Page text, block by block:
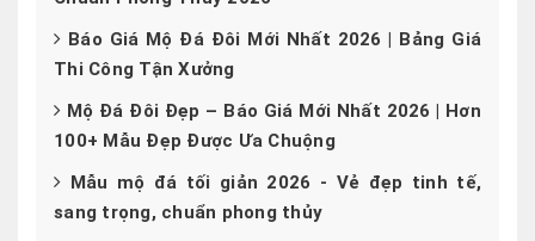
Báo Giá Mộ Đá Đôi Mới Nhất 2026 | Bảng Giá
Thi Công Tận Xưởng
Mộ Đá Đôi Đẹp – Báo Giá Mới Nhất 2026 | Hơn
100+ Mẫu Đẹp Được Ưa Chuộng
Mẫu mộ đá tối giản 2026 - Vẻ đẹp tinh tế,
sang trọng, chuẩn phong thủy